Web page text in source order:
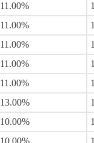
11.00%
11.00%
11.00%
11.00%
11.00%
13.00%
10.00%
10.00%